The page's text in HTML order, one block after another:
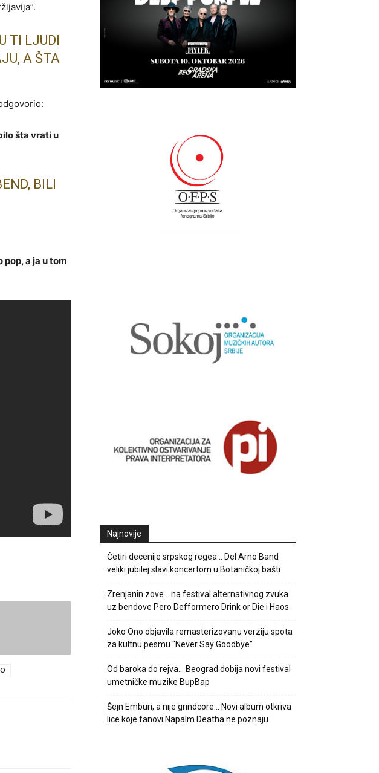
TI LJUDI
A ŠTA
šta vrati u
BILI
a ja u tom
Najnovije
Četiri decenije srpskog regea… Del Arno Band
veliki jubilej slavi koncertom u Botaničkoj bašti
Zrenjanin zove… na festival alternativnog zvuka
uz bendove Pero Defformero Drink or Die i Haos
Joko Ono objavila remasterizovanu verziju spota
za kultnu pesmu “Never Say Goodbye”
Od baroka do rejva… Beograd dobija novi festival
umetničke muzike BupBap
Šejn Emburi, a nije grindcore… Novi album otkriva
lice koje fanovi Napalm Deatha ne poznaju